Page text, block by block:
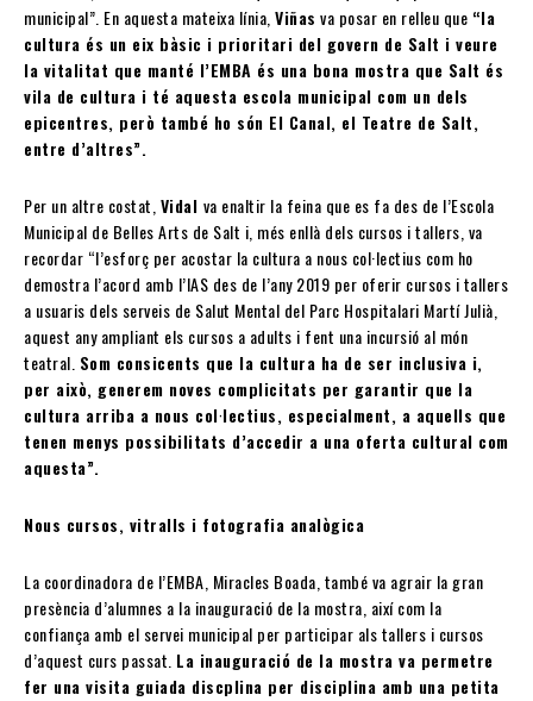
municipal”. En aquesta mateixa línia, Viñas va posar en relleu que “la
cultura és un eix bàsic i prioritari del govern de Salt i veure
la vitalitat que manté l’EMBA és una bona mostra que Salt és
vila de cultura i té aquesta escola municipal com un dels
epicentres, però també ho són El Canal, el Teatre de Salt,
entre d’altres”.
Per un altre costat, Vidal va enaltir la feina que es fa des de l’Escola
Municipal de Belles Arts de Salt i, més enllà dels cursos i tallers, va
recordar “l’esforç per acostar la cultura a nous col·lectius com ho
demostra l’acord amb l’IAS des de l’any 2019 per oferir cursos i tallers
a usuaris dels serveis de Salut Mental del Parc Hospitalari Martí Julià,
aquest any ampliant els cursos a adults i fent una incursió al món
teatral. Som consicents que la cultura ha de ser inclusiva i,
per això, generem noves complicitats per garantir que la
cultura arriba a nous col·lectius, especialment, a aquells que
tenen menys possibilitats d’accedir a una oferta cultural com
aquesta”.
Nous cursos, vitralls i fotografia analògica
La coordinadora de l’EMBA, Miracles Boada, també va agrair la gran
presència d’alumnes a la inauguració de la mostra, així com la
confiança amb el servei municipal per participar als tallers i cursos
d’aquest curs passat. La inauguració de la mostra va permetre
fer una visita guiada discplina per disciplina amb una petita